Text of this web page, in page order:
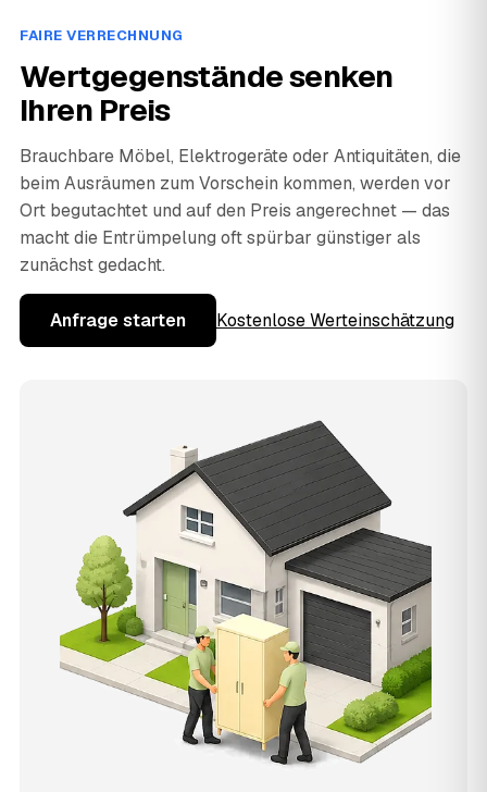
FAIRE VERRECHNUNG
Wertgegenstände senken
Ihren Preis
Brauchbare Möbel, Elektrogeräte oder Antiquitäten, die
beim Ausräumen zum Vorschein kommen, werden vor
Ort begutachtet und auf den Preis angerechnet — das
macht die Entrümpelung oft spürbar günstiger als
zunächst gedacht.
Anfrage starten Kostenlose Werteinschätzung